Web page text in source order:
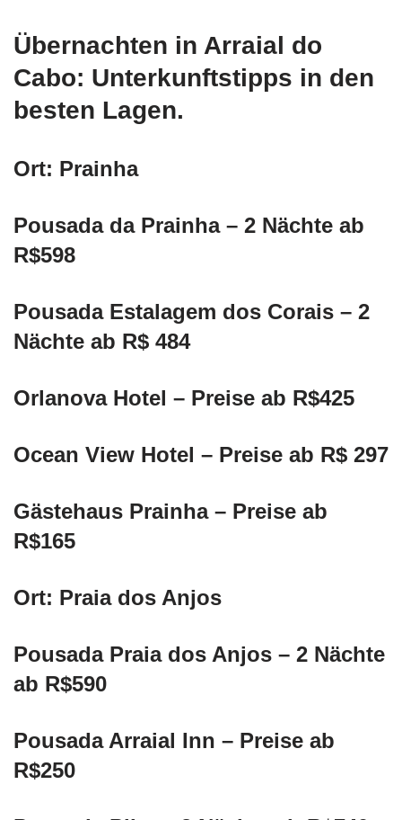
Übernachten in Arraial do
Cabo: Unterkunftstipps in den
besten Lagen.
Ort: Prainha
Pousada da Prainha – 2 Nächte ab
R$598
Pousada Estalagem dos Corais – 2
Nächte ab R$ 484
Orlanova Hotel – Preise ab R$425
Ocean View Hotel – Preise ab R$ 297
Gästehaus Prainha – Preise ab
R$165
Ort: Praia dos Anjos
Pousada Praia dos Anjos – 2 Nächte
ab R$590
Pousada Arraial Inn – Preise ab
R$250